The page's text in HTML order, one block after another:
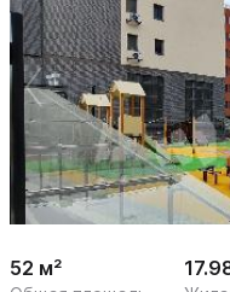
1
/
52 м²